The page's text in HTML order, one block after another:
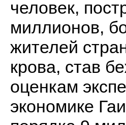
человек,
миллионов,
жителей
крова, став
оценкам
экономике